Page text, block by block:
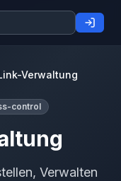
Verwaltung
control
Verwalten